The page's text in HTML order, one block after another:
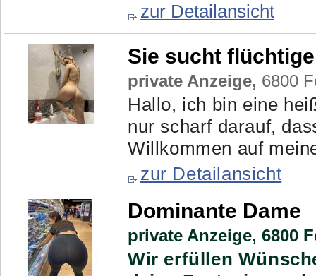
zur Detailansicht
Sie sucht
private Anzeige, 6800
Hallo, ich bin eine
nur scharf darauf,
Willkommen auf
zur Detailansicht
Dominante Dame
private Anzeige, 6800
Wir erfüllen